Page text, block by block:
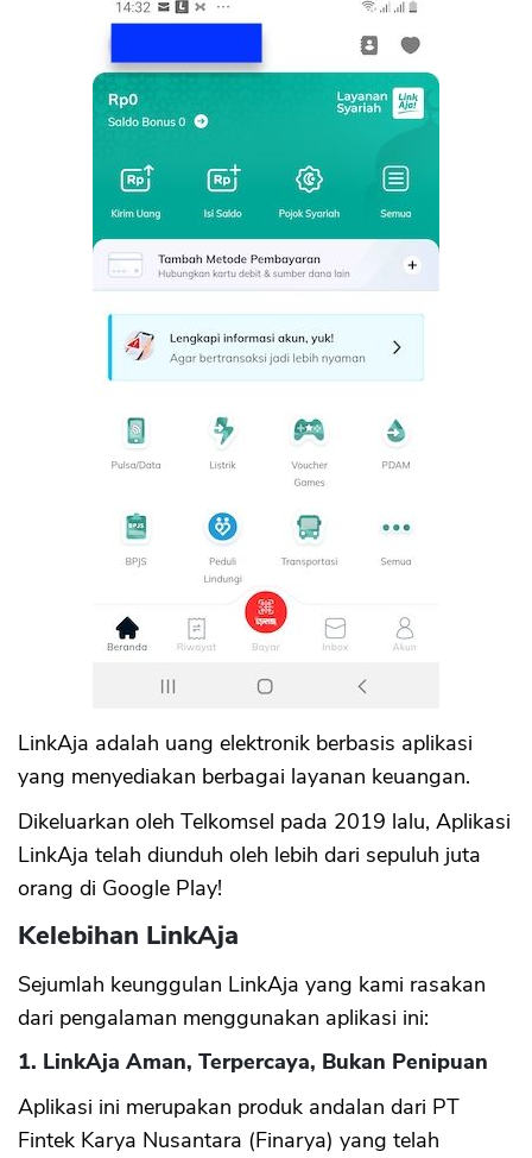
LinkAja adalah uang elektronik berbasis aplikasi
yang menyediakan berbagai layanan keuangan.
Dikeluarkan oleh Telkomsel pada 2019 lalu, Aplikasi
LinkAja telah diunduh oleh lebih dari sepuluh juta
orang di Google Play!
Kelebihan LinkAja
Sejumlah keunggulan LinkAja yang kami rasakan
dari pengalaman menggunakan aplikasi ini:
1. LinkAja Aman, Terpercaya, Bukan Penipuan
Aplikasi ini merupakan produk andalan dari PT
Fintek Karya Nusantara (Finarya) yang telah